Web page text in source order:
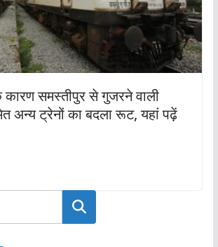
समस्तीपुर से गुजरने वाली
अन्य ट्रेनों का बदला रूट, यहां पढ़ें
खोजें